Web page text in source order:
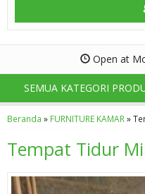
Open at
SEMUA KATEGORI
Beranda » FURNITURE KAMAR »
Tempat Tidur